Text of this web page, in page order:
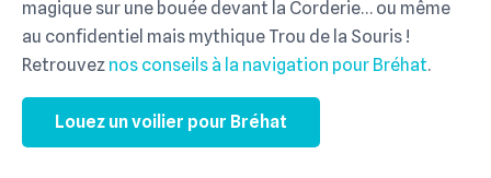
magique sur une bouée devant la Corderie… ou même
au confidentiel mais mythique Trou de la Souris !
Retrouvez nos conseils à la navigation pour Bréhat.
Louez un voilier pour Bréhat